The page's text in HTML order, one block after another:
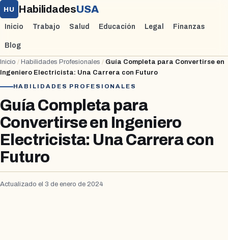
HU HabilidadesUSA
Inicio Trabajo Salud Educación Legal Finanzas
Blog
Inicio / Habilidades Profesionales / Guía Completa para Convertirse en
Ingeniero Electricista: Una Carrera con Futuro
HABILIDADES PROFESIONALES
Guía Completa para
Convertirse en Ingeniero
Electricista: Una Carrera con
Futuro
Actualizado el 3 de enero de 2024